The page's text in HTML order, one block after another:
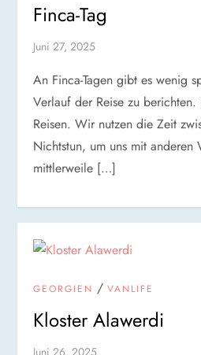
Finca-Tag
Juni 27, 2025
An Finca-Tagen gibt es wenig
Verlauf der Reise zu
Reisen. Wir nutzen die Zeit
Nichtstun, um uns mit anderen
mittlerweile […]
GEORGIEN /VANLIFE
Kloster Alawerdi